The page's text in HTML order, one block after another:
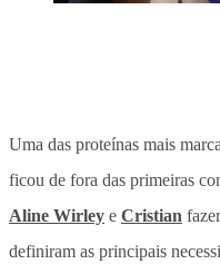
Uma das proteínas mais
ficou de fora das primeiras
Aline Wirley e Cristian
definiram as principais